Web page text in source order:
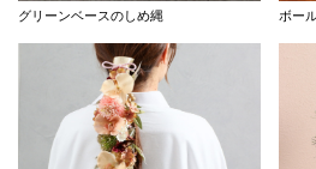
グリーンベースのしめ縄 ボー